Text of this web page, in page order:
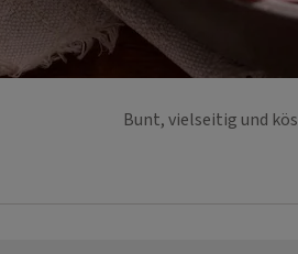
Bunt, vielseitig und